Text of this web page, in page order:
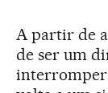
A partir de
de ser um
interromper